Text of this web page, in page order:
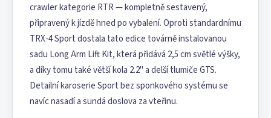
crawler kategorie RTR — kompletně sestavený,
připravený k jízdě hned po vybalení. Oproti standardnímu
TRX-4 Sport dostala tato edice továrně instalovanou
sadu Long Arm Lift Kit, která přidává 2,5 cm světlé výšky,
a díky tomu také větší kola 2.2" a delší tlumiče GTS.
Detailní karoserie Sport bez sponkového systému se
navíc nasadí a sundá doslova za vteřinu.